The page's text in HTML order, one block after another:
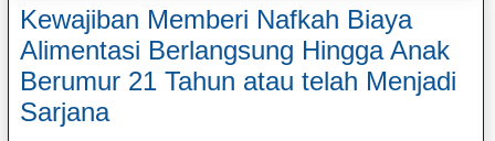
Kewajiban Memberi Nafkah Biaya
Alimentasi Berlangsung Hingga Anak
Berumur 21 Tahun atau telah Menjadi
Sarjana